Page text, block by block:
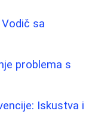
sa
problema s
Iskustva i